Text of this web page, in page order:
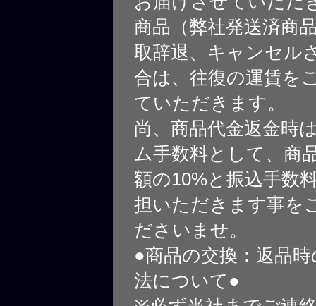
商品（弊社発送済商
取辞退、キャンセル
合は、往復の運賃を
ていただきます。
尚、商品代金返金時
ム手数料として、商
額の10%と振込手数
担いただきます事を
ださいませ。
●商品の交換：返品
法について●